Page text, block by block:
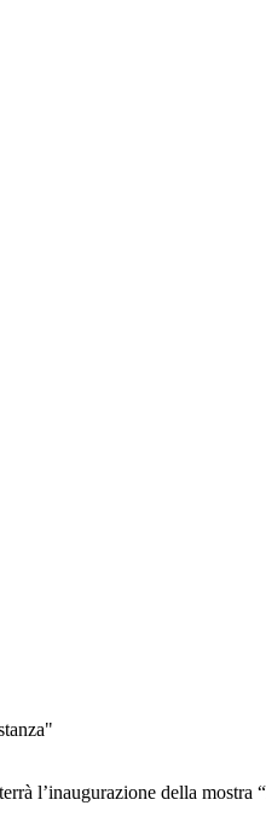
l’inaugurazione della